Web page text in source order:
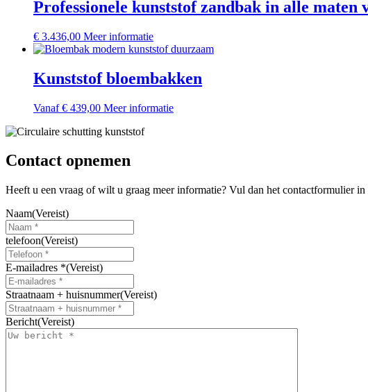
worden
op
productpagina
variaties.
kan
worden
op
Professionele kunststof zandbak in alle
€ 3.436,00 Meer informatieDit
product
meerdere
variaties.
optie
productpagina
Kunststof bloembakken
Vanaf € 439,00 Meer informatieDit
kan
Contact opnemen
Heeft u een vraag of wilt u graag meer informatie? Vul dan het contactformulier
Naam(Vereist)
telefoon(Vereist)
E-mailadres *(Vereist)
Straatnaam + huisnummer(Vereist)
Bericht(Vereist)